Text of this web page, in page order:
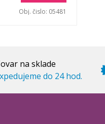
Obj. čislo: 05481
na sklade
do 24 hod.